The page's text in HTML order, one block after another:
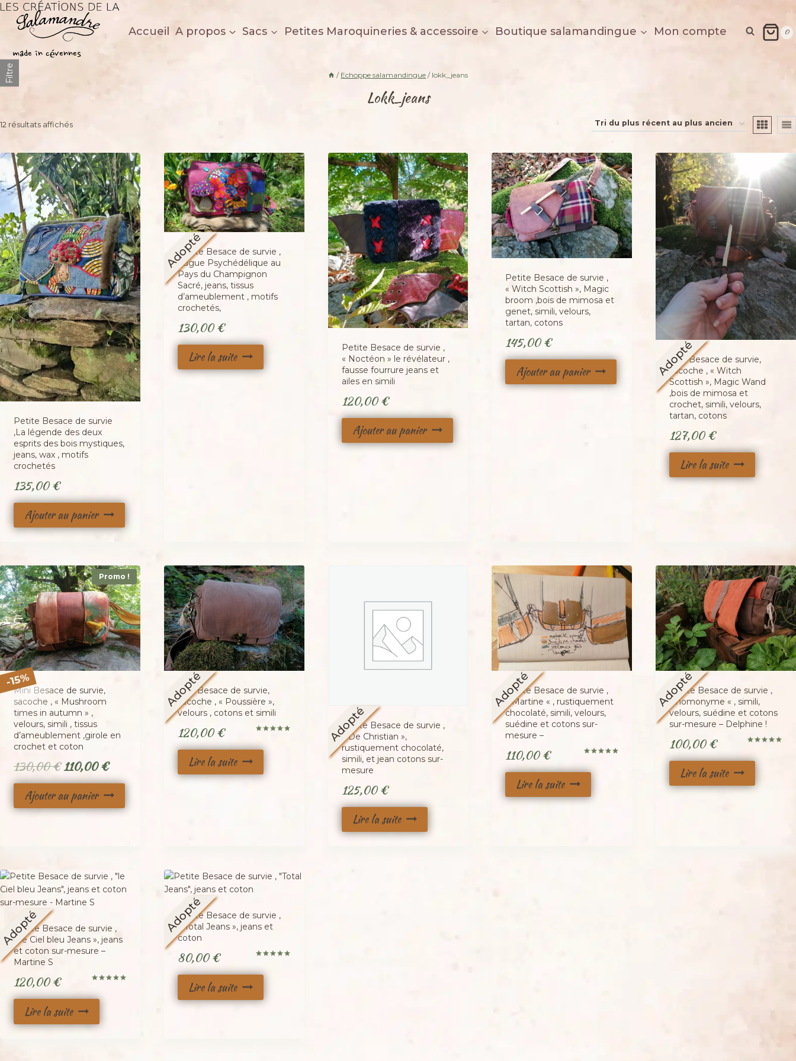
Aller
contenu
Les créations de la salamandre
made in cévennes
Accueil A propos Sacs Petites Maroquineries & accessoire Boutique salamandingue Mon compte 0
/ Echoppe salamandingue / lokk_jeans
Lokk_jeans
12 résultats affichésTrié
plus
récent
au
plus
ancien
Petite Besace de survie
,La légende des deux
esprits des bois mystiques,
jeans, wax , motifs
crochetés
135,00€
Ajouter au panier
Adopté
Petite Besace de survie ,
Fugue Psychédélique au
Pays du Champignon
Sacré, jeans, tissus
d’ameublement , motifs
crochetés,
130,00€
Lire la suite
Petite Besace de survie ,
« Noctéon » le révélateur ,
fausse fourrure jeans et
ailes en simili
120,00€
Ajouter au panier
Petite Besace de survie ,
« Witch Scottish », Magic
broom ,bois de mimosa et
genet, simili, velours,
tartan, cotons
145,00€
Ajouter au panier Adopté
Mini Besace de survie,
sacoche , « Witch
Scottish », Magic Wand
,bois de mimosa et
crochet, simili, velours,
tartan, cotons
127,00€
Lire la suite
Promo !
-15%
Mini Besace de survie,
sacoche , « Mushroom
times in autumn » ,
velours, simili , tissus
d’ameublement ,girole en
crochet et coton
130,00€ Le
prix
initial
110,00€Le
prix
actuel
Ajouter au panier
Adopté
Mini Besace de survie,
sacoche , « Poussière »,
velours , cotons et simili
5.00
sur 5
120,00€
Lire la suite
Adopté
Petite Besace de survie ,
« De Christian »,
rustiquement chocolaté,
simili, et jean cotons sur-
mesure
125,00€
Lire la suite
Adopté
Petite Besace de survie ,
« Martine « , rustiquement
chocolaté, simili, velours,
suédine et cotons sur-
mesure –
5.00
sur 5
110,00€
Lire la suite
Adopté
Petite Besace de survie ,
« homonyme « , simili,
velours, suédine et cotons
sur-mesure – Delphine !
5.00
sur 5
100,00€
Lire la suite
Petite Besace de survie ,
« le Ciel bleu Jeans », jeans
et coton sur-mesure –
Martine S
5.00
sur 5
120,00€
Lire la suite
Adopté
Petite Besace de survie ,
« Total Jeans », jeans et
coton
5.00
sur 5
80,00€
Lire la suite
Filtre